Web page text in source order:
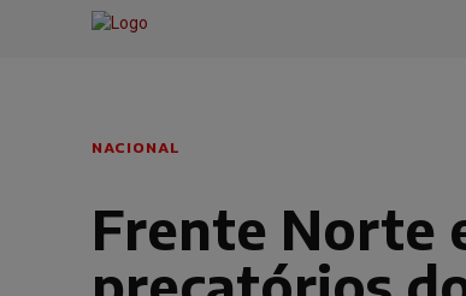
NACIONAL
Frente Norte